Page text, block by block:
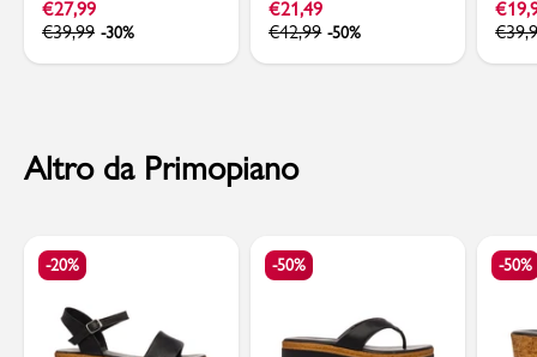
Soft
€27,99
€39,99 -30%
Jeans
€21,49
€42,99 -50%
Swish
€
€
Altro da Primopiano
-20% -50% -50%